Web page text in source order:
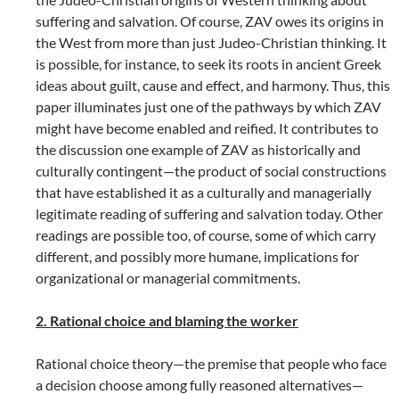
suffering and salvation. Of course, ZAV owes its origins in
the West from more than just Judeo-Christian thinking. It
is possible, for instance, to seek its roots in ancient Greek
ideas about guilt, cause and effect, and harmony. Thus, this
paper illuminates just one of the pathways by which ZAV
might have become enabled and reified. It contributes to
the discussion one example of ZAV as historically and
culturally contingent—the product of social constructions
that have established it as a culturally and managerially
legitimate reading of suffering and salvation today. Other
readings are possible too, of course, some of which carry
different, and possibly more humane, implications for
organizational or managerial commitments.
2. Rational choice and blaming the worker
Rational choice theory—the premise that people who face
a decision choose among fully reasoned alternatives—